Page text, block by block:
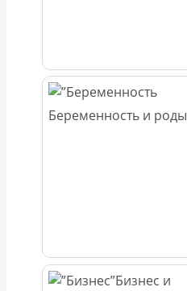
Беременность и роды
Бизнес и